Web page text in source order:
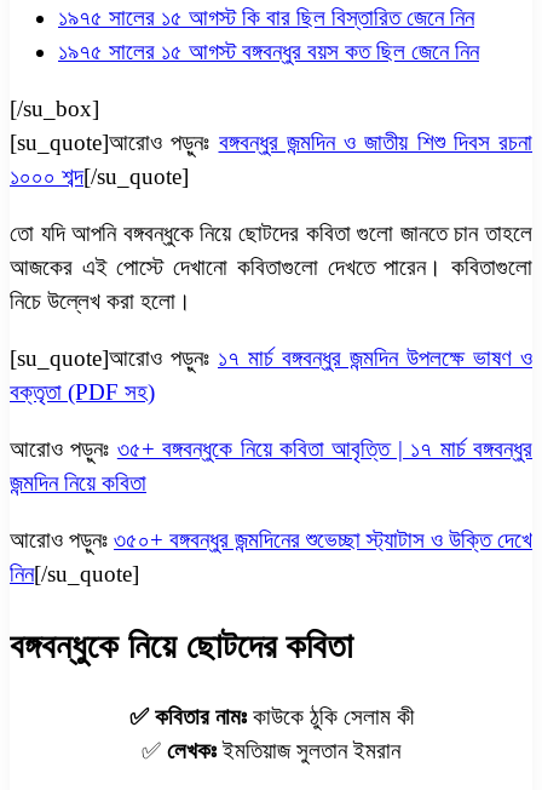
১৯৭৫ সালের ১৫ আগস্ট কি বার ছিল বিস্তারিত জেনে নিন
১৯৭৫ সালের ১৫ আগস্ট বঙ্গবন্ধুর বয়স কত ছিল জেনে নিন
[/su_box]
[su_quote]আরোও পড়ুনঃ বঙ্গবন্ধুর জন্মদিন ও জাতীয় শিশু দিবস রচনা
১০০০ শব্দ[/su_quote]
তো যদি আপনি বঙ্গবন্ধুকে নিয়ে ছোটদের কবিতা গুলো জানতে চান তাহলে
আজকের এই পোস্টে দেখানো কবিতাগুলো দেখতে পারেন। কবিতাগুলো
নিচে উল্লেখ করা হলো।
[su_quote]আরোও পড়ুনঃ ১৭ মার্চ বঙ্গবন্ধুর জন্মদিন উপলক্ষে ভাষণ ও
বক্তৃতা (PDF সহ)
আরোও পড়ুনঃ ৩৫+ বঙ্গবন্ধুকে নিয়ে কবিতা আবৃত্তি | ১৭ মার্চ বঙ্গবন্ধুর
জন্মদিন নিয়ে কবিতা
আরোও পড়ুনঃ ৩৫০+ বঙ্গবন্ধুর জন্মদিনের শুভেচ্ছা স্ট্যাটাস ও উক্তি দেখে
নিন[/su_quote]
বঙ্গবন্ধুকে নিয়ে ছোটদের কবিতা
✅ কবিতার নামঃকাউকে ঠুকি সেলাম কী
✅ লেখকঃইমতিয়াজ সুলতান ইমরান